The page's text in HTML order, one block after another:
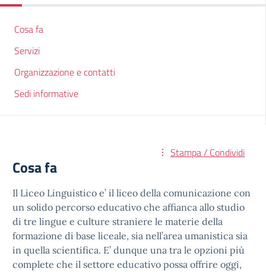
Cosa fa
Servizi
Organizzazione e contatti
Sedi informative
Stampa / Condividi
Cosa fa
Il Liceo Linguistico e’ il liceo della comunicazione con
un solido percorso educativo che affianca allo studio
di tre lingue e culture straniere le materie della
formazione di base liceale, sia nell’area umanistica sia
in quella scientifica. E’ dunque una tra le opzioni più
complete che il settore educativo possa offrire oggi,